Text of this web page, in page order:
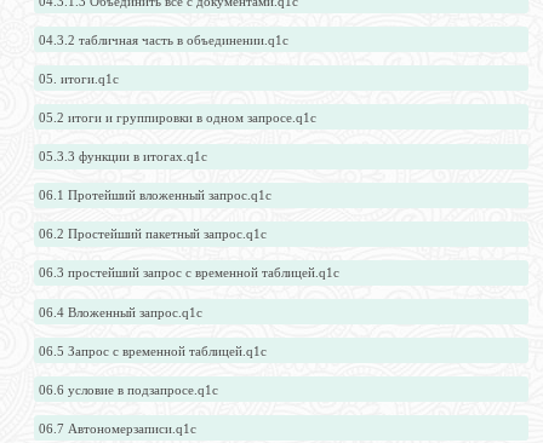
04.3.2 табличная часть в объединении.q1c
05. итоги.q1c
05.2 итоги и группировки в одном запросе.q1c
05.3.3 функции в итогах.q1c
06.1 Протейший вложенный запрос.q1c
06.2 Простейший пакетный запрос.q1c
06.3 простейший запрос с временной таблицей.q1c
06.4 Вложенный запрос.q1c
06.5 Запрос с временной таблицей.q1c
06.6 условие в подзапросе.q1c
06.7 Автономерзаписи.q1c